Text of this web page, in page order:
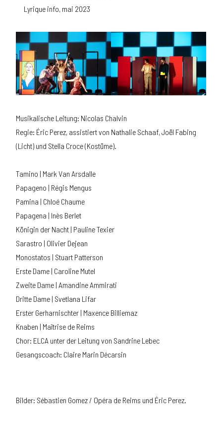
Lyrique info, mai 2023
Musikalische Leitung: Nicolas Chalvin
Regie: Éric Perez, assistiert von Nathalie Schaaf, Joël Fabing
(Licht) und Stella Croce (Kostüme).
Tamino | Mark Van Arsdalle
Papageno | Régis Mengus
Pamina | Chloé Chaume
Papagena | Inès Berlet
Königin der Nacht | Pauline Texier
Sarastro | Olivier Dejean
Monostatos | Stuart Patterson
Erste Dame | Caroline Mutel
Zweite Dame | Amandine Ammirati
Dritte Dame | Svetlana Lifar
Erster Gerharnischter | Maxence Billiemaz
Knaben | Maîtrise de Reims
Chor: ELCA unter der Leitung von Sandrine Lebec
Gesangscoach: Claire Marin Décarsin
Bilder: Sébastien Gomez / Opéra de Reims und Éric Perez.